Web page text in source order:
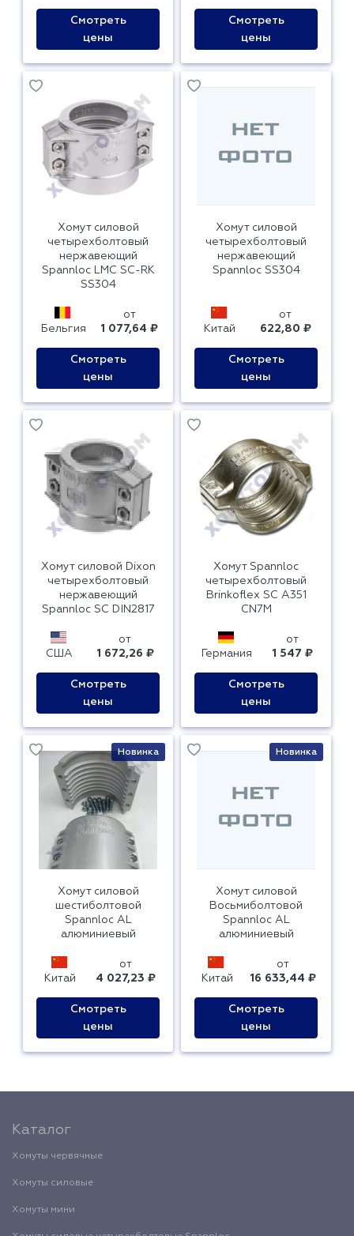
Смотреть
цены
Смотреть
цены
Хомут силовой
четырехболтовый
нержавеющий
Spannloc LMC SC-RK
SS304
Бельгия
от
1 077,64 ₽
Смотреть
цены
Хомут силовой
четырехболтовый
нержавеющий
Spannloc SS304
Китай
от
622,80 ₽
Смотреть
цены
Хомут силовой Dixon
четырехболтовый
нержавеющий
Spannloc SC DIN2817
США
от
1 672,26 ₽
Смотреть
цены
Хомут Spannloc
четырехболтовый
Brinkoflex SC А351
CN7M
Германия
от
1 547 ₽
Смотреть
цены
Новинка
Хомут силовой
шестиболтовой
Spannloc AL
алюминиевый
Китай
от
4 027,23 ₽
Смотреть
цены
Новинка
Хомут силовой
Восьмиболтовой
Spannloc AL
алюминиевый
Китай
от
16 633,44 ₽
Смотреть
цены
Каталог
Хомуты червячные
Хомуты силовые
Хомуты мини